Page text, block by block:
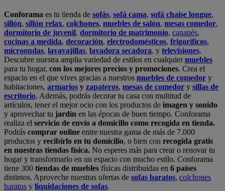
Conforama es tu tienda de sofás, sofá cama, sofá chaise longue,
sillón, sillón relax, colchones, muebles de salón, mesas comedor,
dormitorio de juvenil, dormitorio de matrimonio, canapés,
cocinas a medida, decoración, electrodomésticos, frigoríficos,
microondas, lavavajillas, lavadora secadora, y televisiones.
Descubre nuestra amplia variedad de estilos en cualquiermuebles
para tu hogar, con los mejores precios y promociones. Crea el
espacio en el que vives gracias a nuestros muebles de comedor y
habitaciones, armarios y zapateros, mesas de comedor y sillas de
escritorio. Además, podrás decorar tu casa con multitud de
artículos, tener el mejor ocio con los productos de imagen y sonido
y aprovechar tu jardín en las épocas de buen tiempo. Conforama
realiza el servicio de envío a domicilio como recogida en tienda.
Podrás comprar online entre nuestra gama de más de 7.000
productos y recibirlo en tu domicilio, o bien con recogida gratis
en nuestras tiendas física. No esperes más para crear o renovar tu
hogar y transformarlo en un espacio con mucho estilo. Conforama
tiene 300 tiendas de muebles físicas distribuidas en 6 países
distintos. Aproveche nuestras ofertas de sofas baratos, colchones
baratos y liquidaciones de sofas.